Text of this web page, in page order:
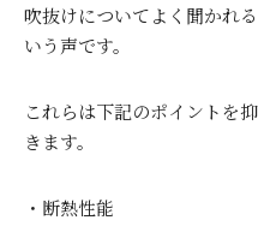
吹抜けについてよく聞かれ
いう声です。
これらは下記のポイントを
きます。
・断熱性能